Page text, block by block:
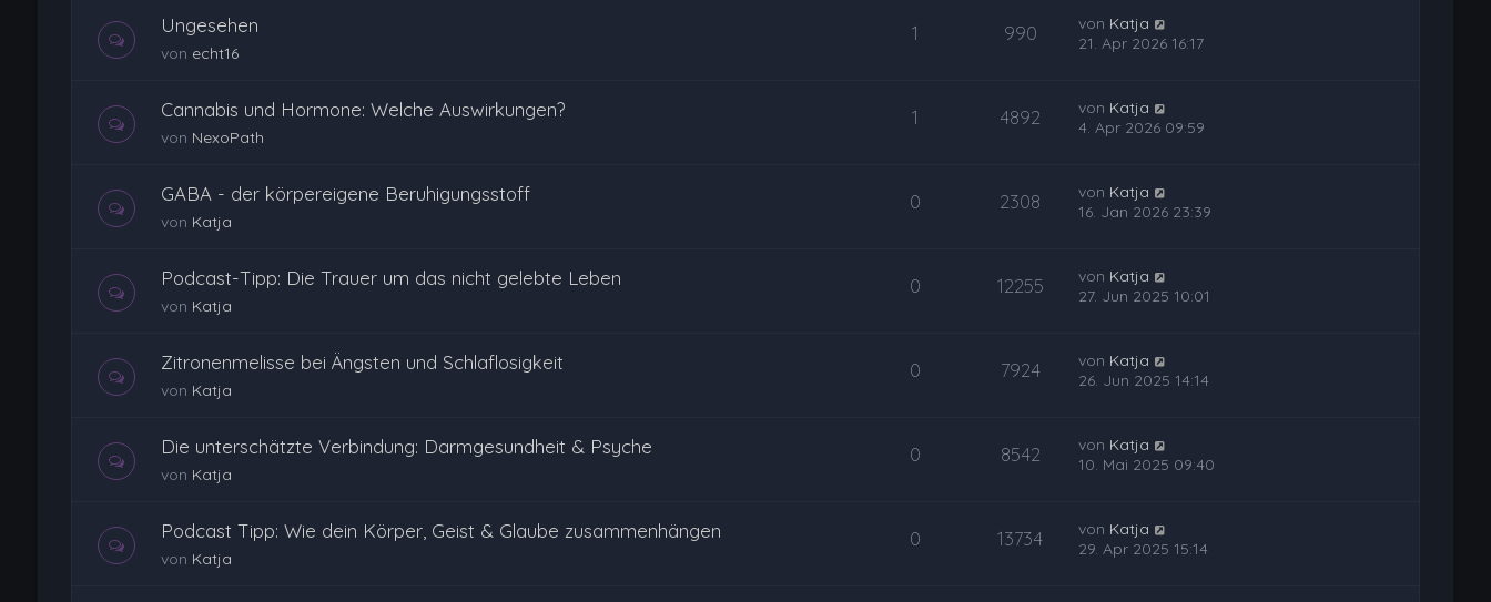
Ungesehen
von echt16
1 990 von Katja
21. Apr 2026 16:17
Cannabis und Hormone: Welche Auswirkungen?
von NexoPath
1 4892 von Katja
4. Apr 2026 09:59
GABA - der körpereigene Beruhigungsstoff
von Katja
0 2308 von Katja
16. Jan 2026 23:39
Podcast-Tipp: Die Trauer um das nicht gelebte Leben
von Katja
0 12255 von Katja
27. Jun 2025 10:01
Zitronenmelisse bei Ängsten und Schlaflosigkeit
von Katja
0 7924 von Katja
26. Jun 2025 14:14
Die unterschätzte Verbindung: Darmgesundheit & Psyche
von Katja
0 8542 von Katja
10. Mai 2025 09:40
Podcast Tipp: Wie dein Körper, Geist & Glaube zusammenhängen
von Katja
0 13734 von Katja
29. Apr 2025 15:14